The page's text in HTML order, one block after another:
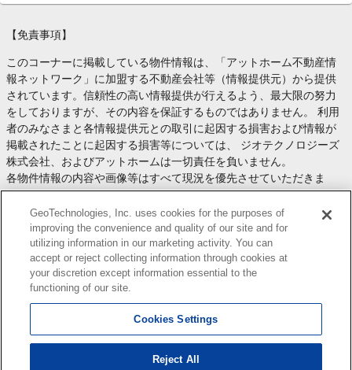
【免責事項】
このコーナーに掲載している物件情報は、「アットホーム不動産情
報ネットワーク」に加盟する不動産会社等（情報提供元）から提供
されています。信頼性の高い情報提供が行えるよう、最大限の努力
をしておりますが、その内容を保証するものではありません。 利用
者のみなさまと各情報提供元との取引に起因する損害および情報が
掲載されたことに起因する損害等については、 ジオテクノロジーズ
株式会社、およびアットホームは一切責任を負いません。
各物件情報の内容や画像等はすべて現況を優先させていただきま
す。
お取引等（お取引の準備、資金調達等を含みます）の際には、内容
や契約条件等について、 各情報提供元より十分な説明を受け、ご自
身でご確認の上、判断してください。
このコーナーへの物件情報のご掲載、その他不動産業務ソリューシ
ョン等についての不動産会社様のお問合せはこちら
します。
Copyright(c) At Home Co.,Ltd. このサイトに掲載している情報の無断転載を禁止します。著作権
GeoTechnologies, Inc. uses cookies for the purposes of
improving the convenience and quality of our site and for
utilizing information in our marketing activity. You can
accept or reject collecting information through cookies at
your discretion except information essential to the
functioning of our site.
Cookies Settings
Reject All